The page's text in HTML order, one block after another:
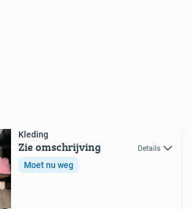
Kleding
Zie omschrijving Details
Moet nu weg